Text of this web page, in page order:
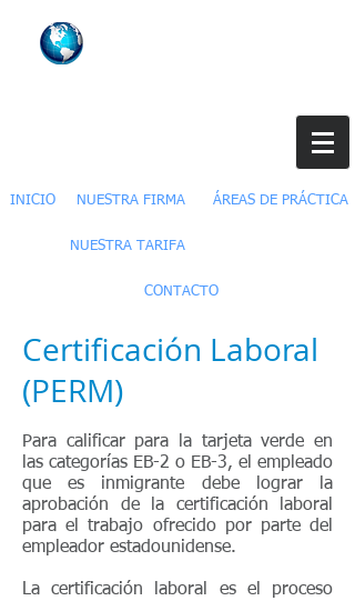
INICIO NUESTRA FIRMA ÁREAS DE PRÁCTICA
NUESTRA TARIFA
CONTACTO
Certificación Laboral
(PERM)
Para calificar para la tarjeta verde en
las categorías EB-2 o EB-3, el empleado
que es inmigrante debe lograr la
aprobación de la certificación laboral
para el trabajo ofrecido por parte del
empleador estadounidense.
La certificación laboral es el proceso